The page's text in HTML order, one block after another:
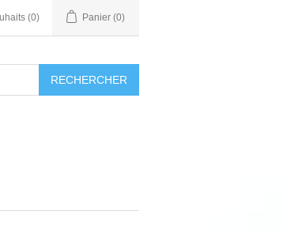
(0) Panier (0)
RECHERCHER